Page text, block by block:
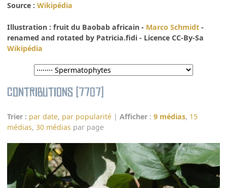
Source :Wikipédia
Illustration : fruit du Baobab africain - Marco Schmidt -
renamed and rotated by Patricia.fidi - Licence CC-By-Sa
Wikipédia
Contributions (7707)
Trier : par date, par popularité |Afficher :9 médias, 15
médias,30 médias par page